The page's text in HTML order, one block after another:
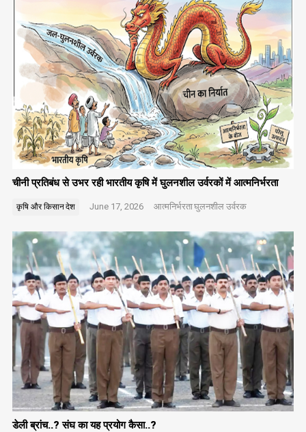
चीनी प्रतिबंध से उभर रही भारतीय कृषि में घुलनशील उर्वरकों में आत्मनिर्भरता
कृषि और किसानदेश June 17, 2026 आत्मनिर्भरताघुलनशील उर्वरक
डेली ब्रांच..? संघ का यह प्रयोग कैसा..?